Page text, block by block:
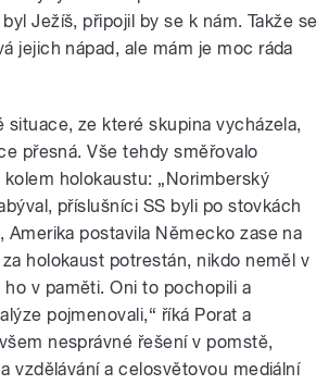
Ježíš, připojil by se k nám. Takže se
jejich nápad, ale mám je moc ráda
situace, ze které skupina vycházela,
přesná. Vše tehdy směřovalo
holokaustu: „Norimberský
příslušníci SS byli po stovkách
Amerika postavila Německo zase na
holokaust potrestán, nikdo neměl v
v paměti. Oni to pochopili a
pojmenovali,“ říká Porat a
nesprávné řešení v pomstě,
vzdělávání a celosvětovou mediální